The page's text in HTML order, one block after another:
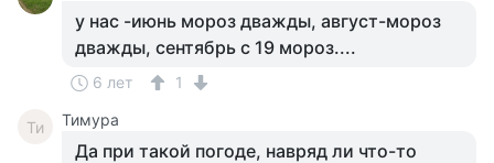
у нас -июнь мороз дважды, август-мороз
дважды, сентябрь с 19 мороз....
6 лет 1
Ти Тимура
Да при такой погоде, навряд ли что-то